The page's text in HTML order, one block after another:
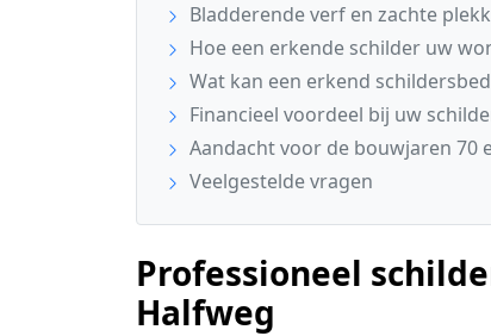
Bladderende verf en zachte
Hoe een erkende schilder uw
Wat kan een erkend
Financieel voordeel bij uw
Aandacht voor de bouwjaren 70
Veelgestelde vragen
Professioneel
Halfweg